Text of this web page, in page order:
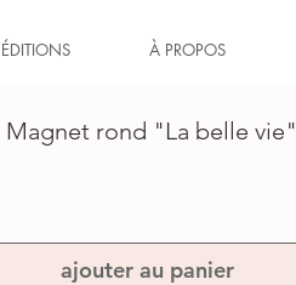
À PROPOS
Magnet rond "La belle vie"
ajouter au panier